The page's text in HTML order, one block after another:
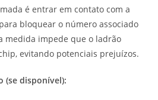
é entrar em contato com a
bloquear o número associado
medida impede que o ladrão
evitando potenciais prejuízos.
(se disponível):